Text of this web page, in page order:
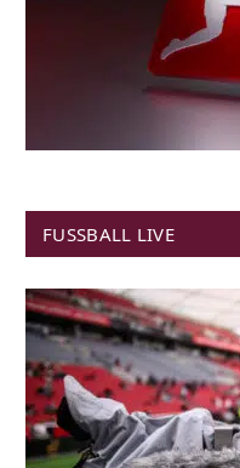
FUSSBALL LIVE